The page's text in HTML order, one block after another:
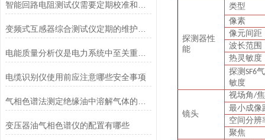
电能质量分析仪是电力系统中至关重要的工具
电缆识别仪使用前应注意哪些安全事项
变压器油气相色谱仪的配置有哪些
探测器性
能
类型
像素
像元间距
波长范围
热灵敏度
探测 SF6
敏度
镜头
视场角/
最小成像
空间分辨
聚焦